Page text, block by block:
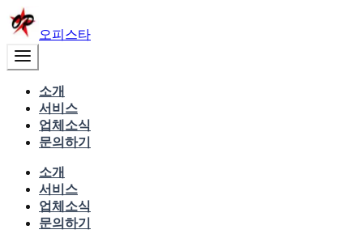
오피스타
소개
서비스
업체소식
문의하기
소개
서비스
업체소식
문의하기